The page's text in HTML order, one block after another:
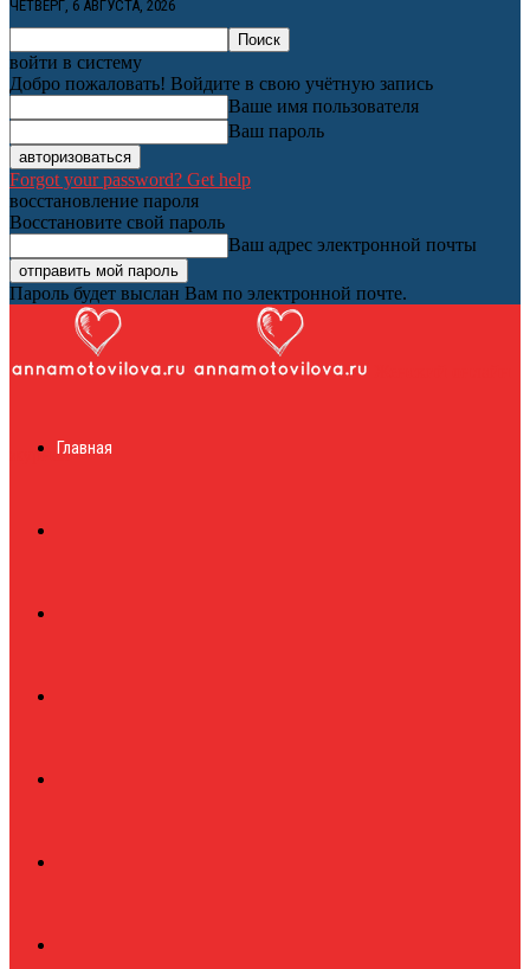
ЧЕТВЕРГ, 6 АВГУСТА, 2026
войти в систему
Добро пожаловать! Войдите в свою учётную запись
Ваше имя пользователя
Ваш пароль
Forgot your password? Get help
восстановление пароля
Восстановите свой пароль
Ваш адрес электронной почты
Пароль будет выслан Вам по электронной почте.
журналГлавная